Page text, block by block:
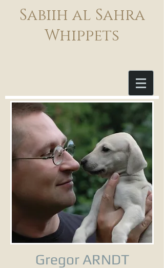
Sabiih al Sahra
Whippets
Gregor ARNDT